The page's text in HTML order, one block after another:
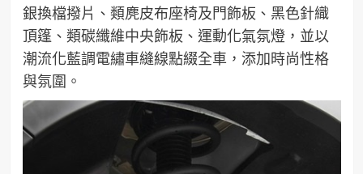
銀換檔撥片 、類麂皮布座椅及門飾板 、黑色針織
頂篷、類碳纖維中央飾板 、運動化氣氛燈，並以
潮流化藍調電繡車縫線點綴全車，添加時尚性格
與氛圍。